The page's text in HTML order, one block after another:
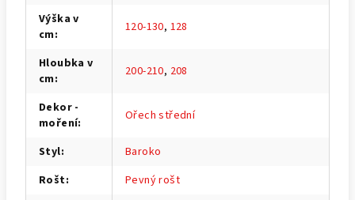
Výška v
cm: 120-130, 128
Hloubka v
cm: 200-210, 208
Dekor -
moření: Ořech střední
Styl:
Baroko
Rošt:
Pevný rošt